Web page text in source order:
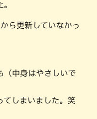
ら更新していなかっ
（中身はやさしいで
てしまいました。笑